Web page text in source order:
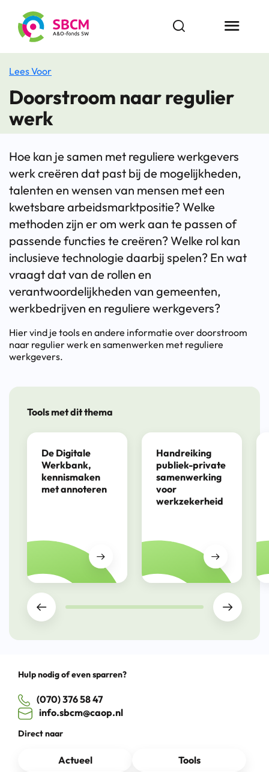
inhoud
Open zoekbalk
Menu
Lees Voor
Doorstroom naar regulier
werk
Hoe kan je samen met reguliere werkgevers
werk creëren dat past bij de mogelijkheden,
talenten en wensen van mensen met een
kwetsbare arbeidsmarktpositie? Welke
methoden zijn er om werk aan te passen of
passende functies te creëren? Welke rol kan
inclusieve technologie daarbij spelen? En wat
vraagt dat van de rollen en
verantwoordelijkheden van gemeenten,
werkbedrijven en reguliere werkgevers?
Hier vind je tools en andere informatie over doorstroom
naar regulier werk en samenwerken met reguliere
werkgevers.
Tools met dit thema
De Digitale
Werkbank,
kennismaken
met annoteren
Handreiking
publiek-private
samenwerking
voor
werkzekerheid
Drag
0% completed
Hulp nodig of even sparren?
(070) 376 58 47
info.sbcm@caop.nl
Direct naar
Actueel
Tools